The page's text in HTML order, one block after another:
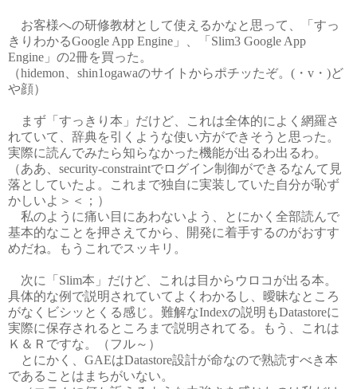
お客様への研修教材として使えるかなと思って、「すっ
きりわかるGoogle App Engine」、「Slim3 Google App
Engine」の2冊を買った。
（hidemon、shin1ogawaのサイトからポチッたぞ。(・v・)ど
や顔）
まず「すっきり本」だけど、これは全体的によく網羅さ
れていて、辞典を引くような使い方ができそうと思った。
実際に読んでみたら知らなかった機能が出るわ出るわ。
（ああ、security-constraintでログイン制御ができるなんて見
落としていたよ。これまで独自に実装していた自分が恥ず
かしいよ＞＜；）
私のように痛い目にあわないよう、とにかく全部読んで
基本的なことを押さえてから、開発に着手するのがおすす
めだね。もうこれでスッキリ。
次に「Slim本」だけど、これは目からウロコが出る本。
具体的な例で説明されていてよくわかるし、曖昧なところ
がなくビシッとくる感じ。難解なIndexの説明もDatastoreに
実際に保存されるところまで説明されてる。もう、これは
Ｋ＆Ｒですな。（フル～）
とにかく、GAEはDatastore設計が命なので熟読すべき本
であることはまちがいない。